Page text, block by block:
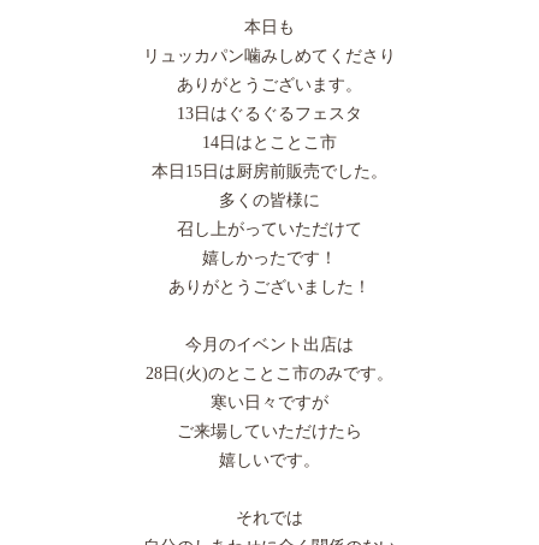
本日も
リュッカパン噛みしめてくださり
ありがとうございます。
13日はぐるぐるフェスタ
14日はとことこ市
本日15日は厨房前販売でした。
多くの皆様に
召し上がっていただけて
嬉しかったです！
ありがとうございました！
今月のイベント出店は
28日(火)のとことこ市のみです。
寒い日々ですが
ご来場していただけたら
嬉しいです。
それでは